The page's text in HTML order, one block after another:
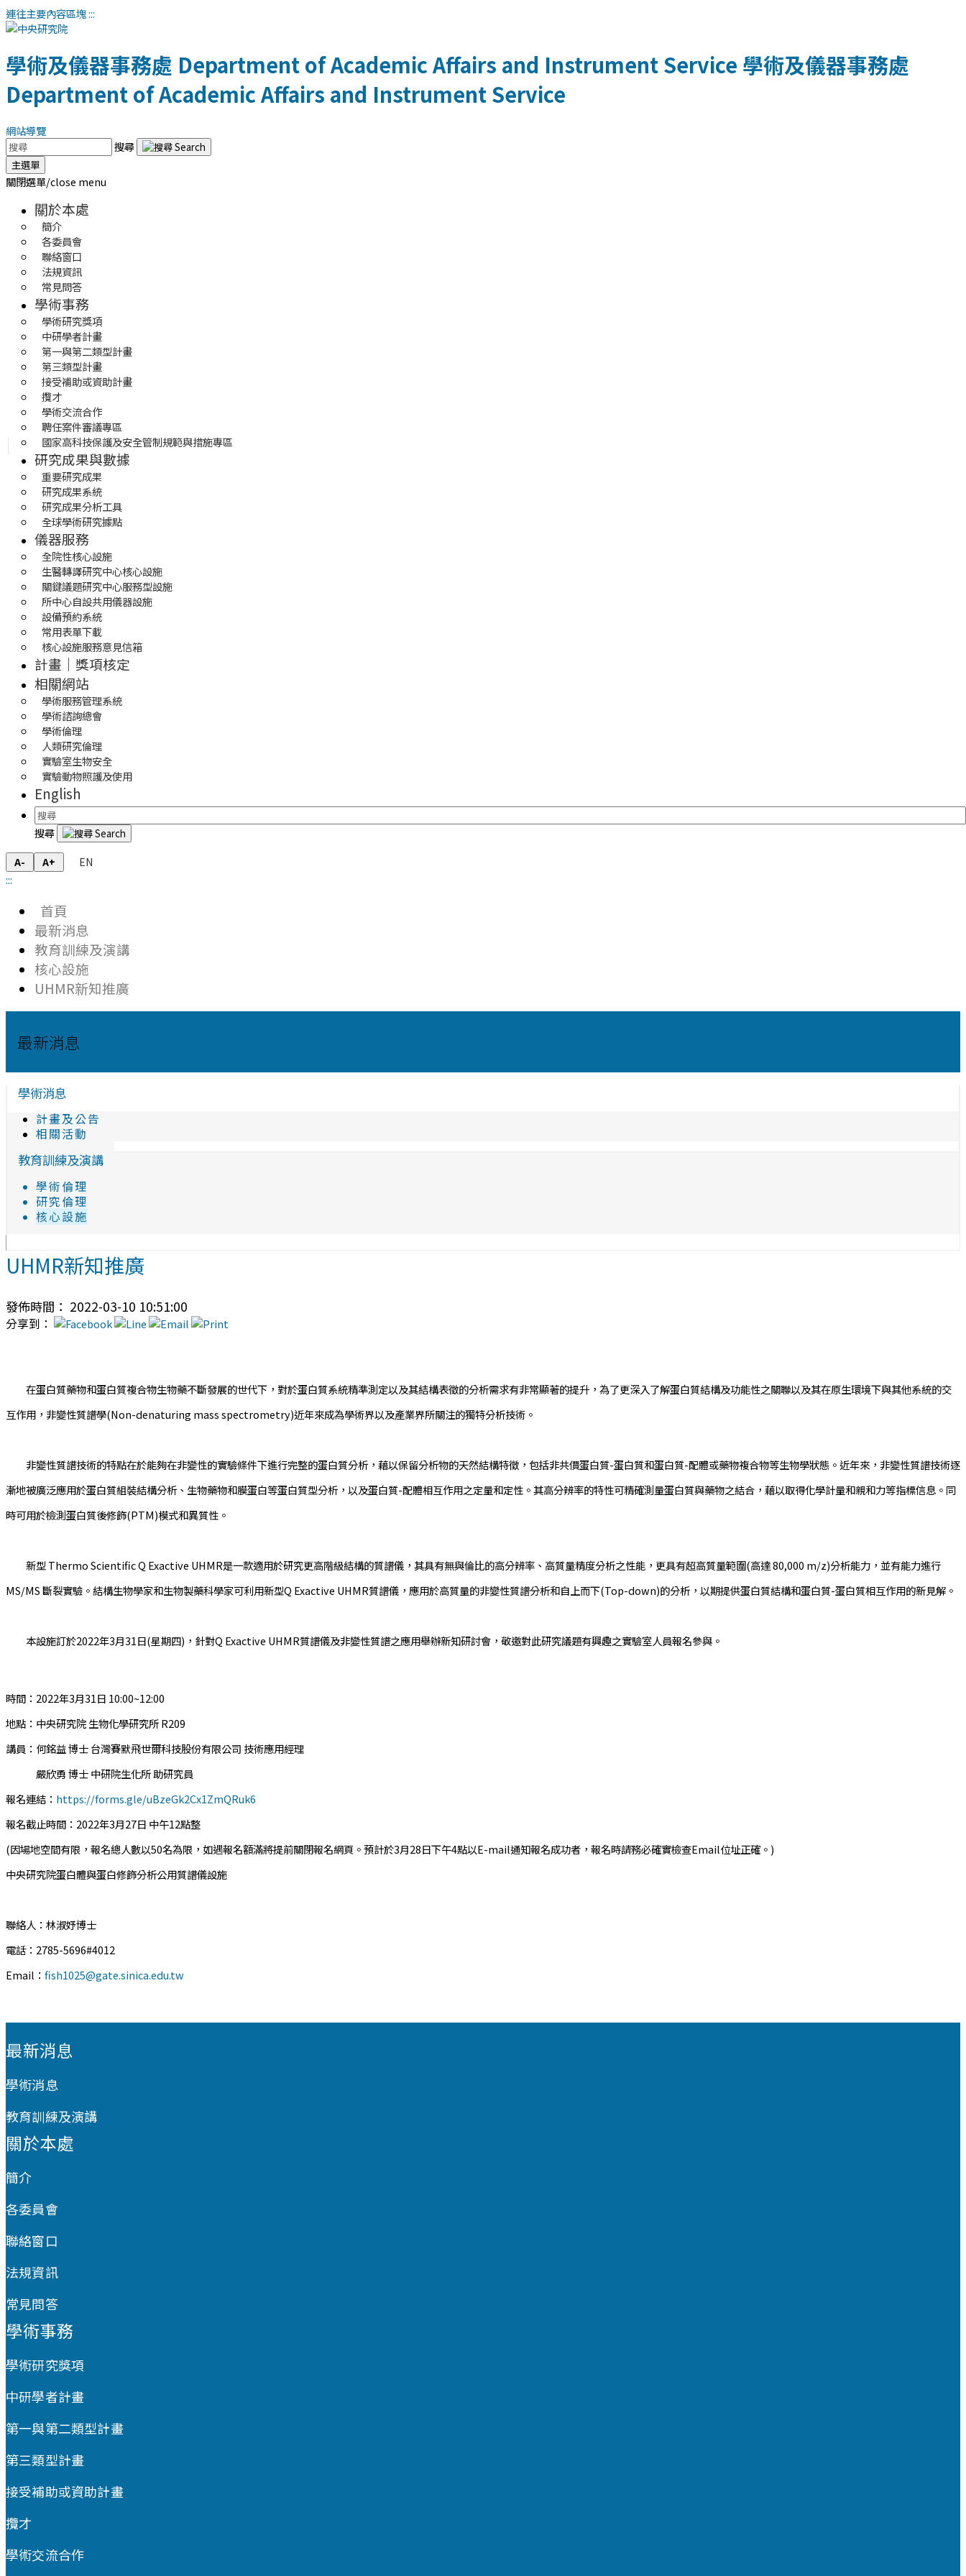
連往主要內容區塊:::
學術及儀器事務處 Department of Academic Affairs and Instrument Service 學術及儀器事務處
Department of Academic Affairs and Instrument Service
網站導覽
搜尋
主選單
關閉選單/close menu
關於本處
簡介
各委員會
聯絡窗口
法規資訊
常見問答
學術事務
學術研究獎項
中研學者計畫
第一與第二類型計畫
第三類型計畫
接受補助或資助計畫
攬才
學術交流合作
聘任案件審議專區
國家高科技保護及安全管制規範與措施專區
研究成果與數據
重要研究成果
研究成果系統
研究成果分析工具
全球學術研究據點
儀器服務
全院性核心設施
生醫轉譯研究中心核心設施
關鍵議題研究中心服務型設施
所中心自設共用儀器設施
設備預約系統
常用表單下載
核心設施服務意見信箱
計畫｜獎項核定
相關網站
學術服務管理系統
學術諮詢總會
學術倫理
人類研究倫理
實驗室生物安全
實驗動物照護及使用
English
搜尋
A- A+
EN
:::
首頁
最新消息
教育訓練及演講
核心設施
UHMR新知推廣
最新消息
學術消息
計畫及公告
相關活動
教育訓練及演講
學術倫理
研究倫理
核心設施
UHMR新知推廣
發佈時間： 2022-03-10 10:51:00
分享到：
在蛋白質藥物和蛋白質複合物生物藥不斷發展的世代下，對於蛋白質系統精準測定以及其結構表徵的分析需求有非常顯著的提升，為了更深入了解蛋白質結構及功能性之關聯以及其在原生環境下與其他系統的交
互作用，非變性質譜學(Non-denaturing mass spectrometry)近年來成為學術界以及產業界所關注的獨特分析技術。
非變性質譜技術的特點在於能夠在非變性的實驗條件下進行完整的蛋白質分析，藉以保留分析物的天然結構特徵，包括非共價蛋白質-蛋白質和蛋白質-配體或藥物複合物等生物學狀態。近年來，非變性質譜技術逐
漸地被廣泛應用於蛋白質組裝結構分析、生物藥物和膜蛋白等蛋白質型分析，以及蛋白質-配體相互作用之定量和定性。其高分辨率的特性可精確測量蛋白質與藥物之結合，藉以取得化學計量和親和力等指標信息。同
時可用於檢測蛋白質後修飾(PTM)模式和異質性。
新型 Thermo Scientific Q Exactive UHMR是一款適用於研究更高階級結構的質譜儀，其具有無與倫比的高分辨率、高質量精度分析之性能，更具有超高質量範圍(高達 80,000 m/z)分析能力，並有能力進行
MS/MS 斷裂實驗。結構生物學家和生物製藥科學家可利用新型Q Exactive UHMR質譜儀，應用於高質量的非變性質譜分析和自上而下(Top-down)的分析，以期提供蛋白質結構和蛋白質-蛋白質相互作用的新見解。
本設施訂於2022年3月31日(星期四)，針對Q Exactive UHMR質譜儀及非變性質譜之應用舉辦新知研討會，敬邀對此研究議題有興趣之實驗室人員報名參與。
時間：2022年3月31日 10:00~12:00
地點：中央研究院 生物化學研究所 R209
講員：何銘益 博士 台灣賽默飛世爾科技股份有限公司 技術應用經理
嚴欣勇 博士 中研院生化所 助研究員
報名連結： https://forms.gle/uBzeGk2Cx1ZmQRuk6
報名截止時間：2022年3月27日 中午12點整
(因場地空間有限，報名總人數以50名為限，如遇報名額滿將提前關閉報名網頁。預計於3月28日下午4點以E-mail通知報名成功者，報名時請務必確實檢查Email位址正確。)
中央研究院蛋白體與蛋白修飾分析公用質譜儀設施
聯絡人：林淑妤博士
電話：2785-5696#4012
Email： fish1025@gate.sinica.edu.tw
最新消息
學術消息
教育訓練及演講
關於本處
簡介
各委員會
聯絡窗口
法規資訊
常見問答
學術事務
學術研究獎項
中研學者計畫
第一與第二類型計畫
第三類型計畫
接受補助或資助計畫
攬才
學術交流合作